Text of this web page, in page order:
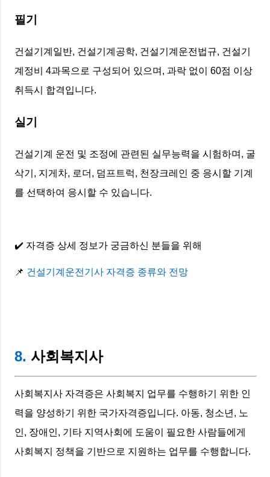
필기
건설기계일반, 건설기계공학, 건설기계운전법규, 건설기
계정비 4과목으로 구성되어 있으며, 과락 없이 60점 이상
취득시 합격입니다.
실기
건설기계 운전 및 조정에 관련된 실무능력을 시험하며, 굴
삭기, 지게차, 로더, 덤프트럭, 천장크레인 중 응시할 기계
를 선택하여 응시할 수 있습니다.
✔️ 자격증 상세 정보가 궁금하신 분들을 위해
📌 건설기계운전기사 자격증 종류와 전망
8. 사회복지사
사회복지사 자격증은 사회복지 업무를 수행하기 위한 인
력을 양성하기 위한 국가자격증입니다. 아동, 청소년, 노
인, 장애인, 기타 지역사회에 도움이 필요한 사람들에게
사회복지 정책을 기반으로 지원하는 업무를 수행합니다.